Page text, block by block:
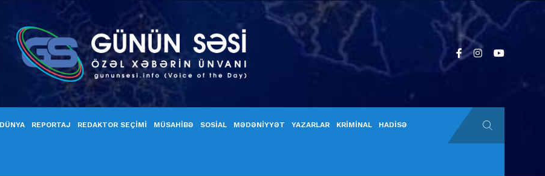
DÜNYA REPORTAJ REDAKTOR SEÇİMİ MÜSAHİBƏ SOSİAL MƏDƏNİYYƏT YAZARLAR KRİMİNAL HADİSƏ